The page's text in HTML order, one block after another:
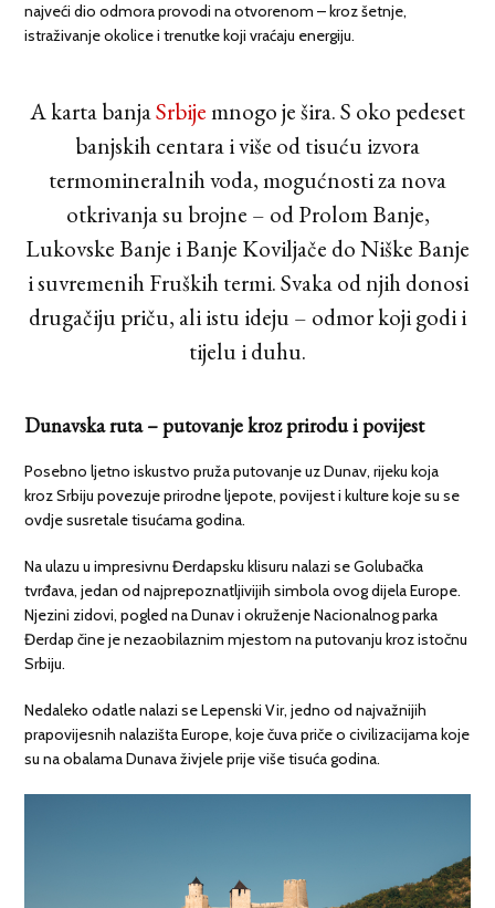
najveći dio odmora provodi na otvorenom – kroz šetnje,
istraživanje okolice i trenutke koji vraćaju energiju.
A karta banjaSrbijemnogo je šira. S oko pedeset
banjskih centara i više od tisuću izvora
termomineralnih voda, mogućnosti za nova
otkrivanja su brojne – od Prolom Banje,
Lukovske Banje i Banje Koviljače do Niške Banje
i suvremenih Fruških termi. Svaka od njih donosi
drugačiju priču, ali istu ideju – odmor koji godi i
tijelu i duhu.
Dunavska ruta – putovanje kroz prirodu i povijest
Posebno ljetno iskustvo pruža putovanje uz Dunav, rijeku koja
kroz Srbiju povezuje prirodne ljepote, povijest i kulture koje su se
ovdje susretale tisućama godina.
Na ulazu u impresivnu Đerdapsku klisuru nalazi se Golubačka
tvrđava, jedan od najprepoznatljivijih simbola ovog dijela Europe.
Njezini zidovi, pogled na Dunav i okruženje Nacionalnog parka
Đerdap čine je nezaobilaznim mjestom na putovanju kroz istočnu
Srbiju.
Nedaleko odatle nalazi se Lepenski Vir, jedno od najvažnijih
prapovijesnih nalazišta Europe, koje čuva priče o civilizacijama koje
su na obalama Dunava živjele prije više tisuća godina.